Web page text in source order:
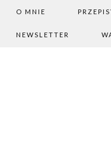
O MNIE
NEWSLETTER